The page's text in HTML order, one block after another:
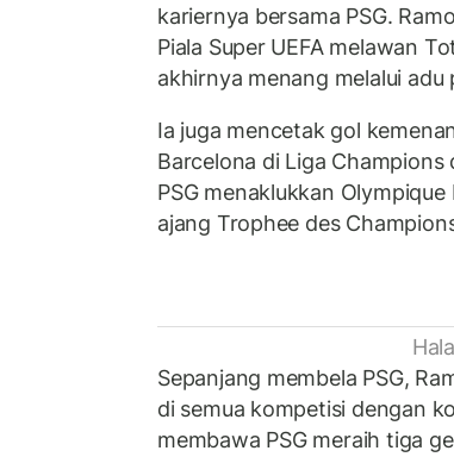
kariernya bersama PSG.
Piala Super UEFA melawan
akhirnya menang melalui adu
Ia juga mencetak gol
Barcelona di Liga
PSG menaklukkan
ajang Trophee des
Sepanjang membela PSG,
di semua kompetisi dengan
membawa PSG meraih tiga